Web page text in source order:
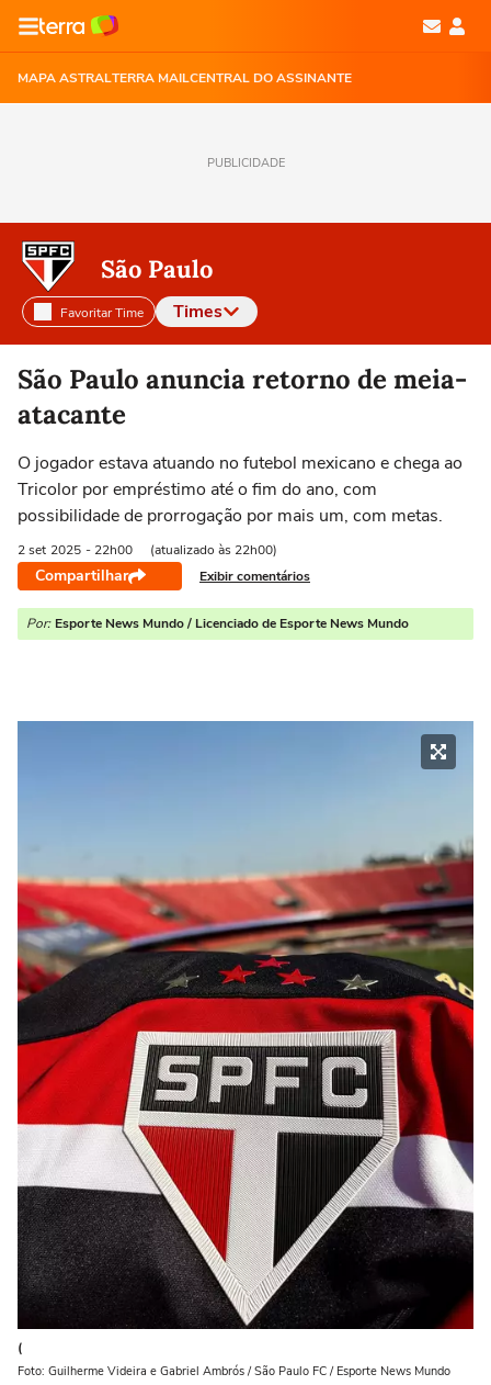
MAPA ASTRALTERRA MAILCENTRAL DO ASSINANTE
PUBLICIDADE
São Paulo
Favoritar Time Times
Selecione o time para ver as notícias
São Paulo anuncia retorno de meia-
atacante
O jogador estava atuando no futebol mexicano e chega ao
Tricolor por empréstimo até o fim do ano, com
possibilidade de prorrogação por mais um, com metas.
2 set 2025 - 22h00 (atualizado às 22h00)
Compartilhar Exibir comentários
Por: Esporte News Mundo / Licenciado de Esporte News Mundo
(
Foto: Guilherme Videira e Gabriel Ambrós / São Paulo FC / Esporte News Mundo